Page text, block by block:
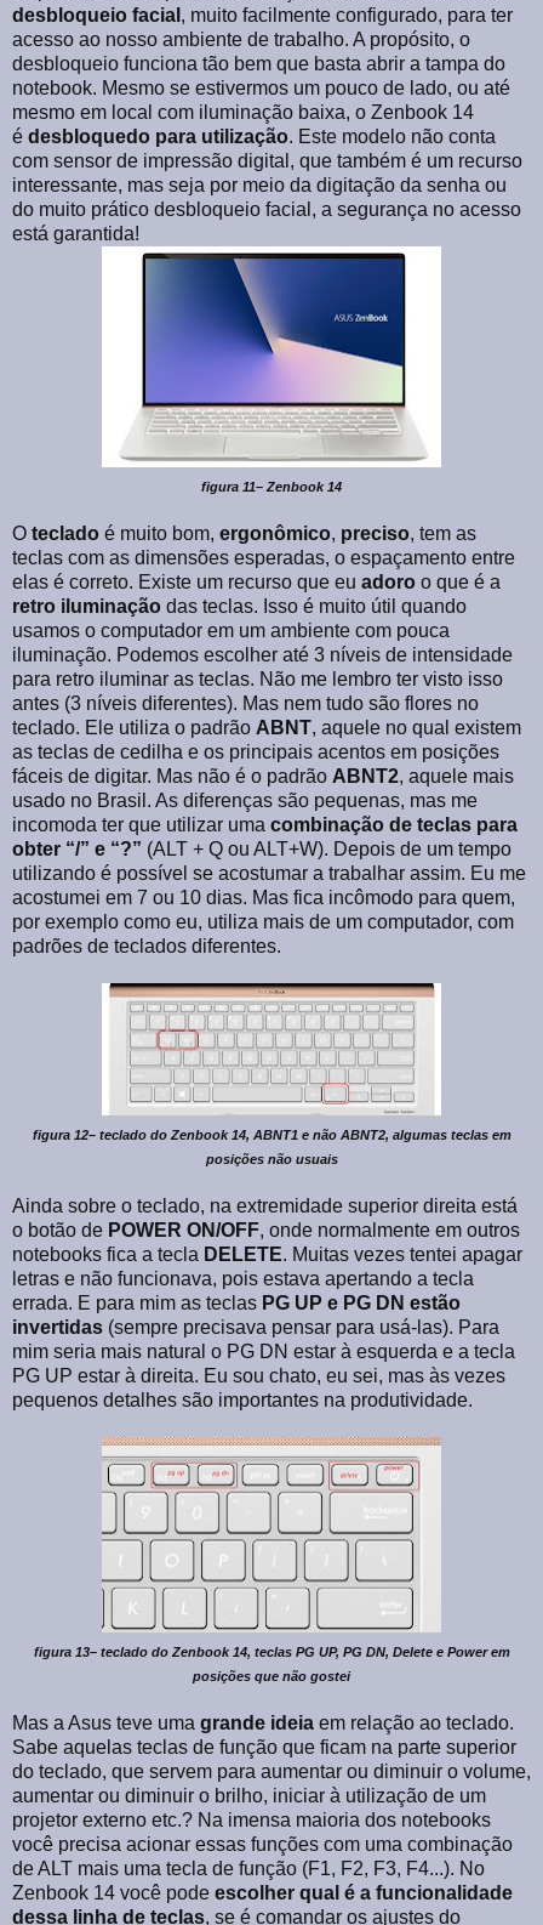
desbloqueio facial , muito facilmente configurado, para ter
acesso ao nosso ambiente de trabalho. A propósito, o
desbloqueio funciona tão bem que basta abrir a tampa do
notebook. Mesmo se estivermos um pouco de lado, ou até
mesmo em local com iluminação baixa, o Zenbook 14
é desbloquedo para utilização. Este modelo não conta
com sensor de impressão digital, que também é um recurso
interessante, mas seja por meio da digitação da senha ou
do muito prático desbloqueio facial, a segurança no acesso
está garantida!
figura 11– Zenbook 14
O teclado é muito bom, ergonômico, preciso, tem as
teclas com as dimensões esperadas, o espaçamento entre
elas é correto. Existe um recurso que eu adoro o que é a
retro iluminação das teclas. Isso é muito útil quando
usamos o computador em um ambiente com pouca
iluminação. Podemos escolher até 3 níveis de intensidade
para retro iluminar as teclas. Não me lembro ter visto isso
antes (3 níveis diferentes). Mas nem tudo são flores no
teclado. Ele utiliza o padrão ABNT, aquele no qual existem
as teclas de cedilha e os principais acentos em posições
fáceis de digitar. Mas não é o padrão ABNT2, aquele mais
usado no Brasil. As diferenças são pequenas, mas me
incomoda ter que utilizar uma combinação de teclas para
obter “/” e “?” (ALT + Q ou ALT+W). Depois de um tempo
utilizando é possível se acostumar a trabalhar assim. Eu me
acostumei em 7 ou 10 dias. Mas fica incômodo para quem,
por exemplo como eu, utiliza mais de um computador, com
padrões de teclados diferentes.
figura 12– teclado do Zenbook 14, ABNT1 e não ABNT2, algumas teclas em
posições não usuais
Ainda sobre o teclado, na extremidade superior direita está
o botão de POWER ON/OFF, onde normalmente em outros
notebooks fica a tecla DELETE. Muitas vezes tentei apagar
letras e não funcionava, pois estava apertando a tecla
errada. E para mim as teclas PG UP e PG DN estão
invertidas (sempre precisava pensar para usá-las). Para
mim seria mais natural o PG DN estar à esquerda e a tecla
PG UP estar à direita. Eu sou chato, eu sei, mas às vezes
pequenos detalhes são importantes na produtividade.
figura 13– teclado do Zenbook 14, teclas PG UP, PG DN, Delete e Power em
posições que não gostei
Mas a Asus teve uma grande ideia em relação ao teclado.
Sabe aquelas teclas de função que ficam na parte superior
do teclado, que servem para aumentar ou diminuir o volume,
aumentar ou diminuir o brilho, iniciar à utilização de um
projetor externo etc.? Na imensa maioria dos notebooks
você precisa acionar essas funções com uma combinação
de ALT mais uma tecla de função (F1, F2, F3, F4...). No
Zenbook 14 você pode escolher qual é a funcionalidade
dessa linha de teclas, se é comandar os ajustes do